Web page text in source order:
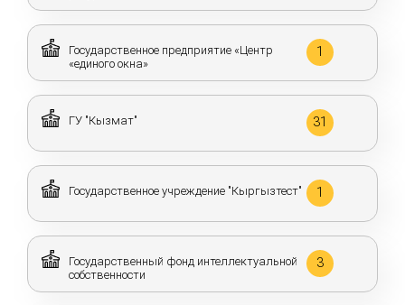
Государственное предприятие «Центр
«единого окна»
1
ГУ "Кызмат" 31
Государственное учреждение "Кыргызтест" 1
Государственный фонд интеллектуальной
собственности
3